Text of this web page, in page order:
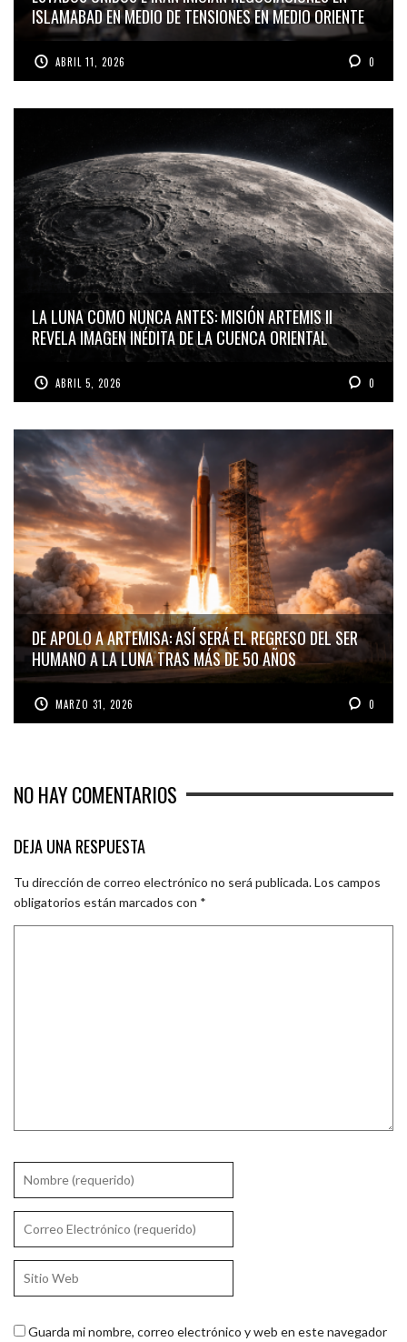
ISLAMABAD EN MEDIO DE TENSIONES EN MEDIO ORIENTE
ABRIL 11, 2026 0
LA LUNA COMO NUNCA ANTES: MISIÓN ARTEMIS II
REVELA IMAGEN INÉDITA DE LA CUENCA ORIENTAL
ABRIL 5, 2026 0
DE APOLO A ARTEMISA: ASÍ SERÁ EL REGRESO DEL SER
HUMANO A LA LUNA TRAS MÁS DE 50 AÑOS
MARZO 31, 2026 0
NO HAY COMENTARIOS
DEJA UNA RESPUESTA
Tu dirección de correo electrónico no será publicada.Los campos
obligatorios están marcados con *
Guarda mi nombre, correo electrónico y web en este navegador